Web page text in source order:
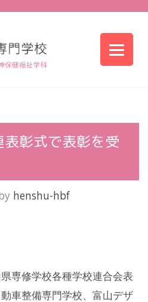
彰式で表彰を受
henshu-hbf
専修学校各種学校連合会表
車整備専門学校、富山デザ